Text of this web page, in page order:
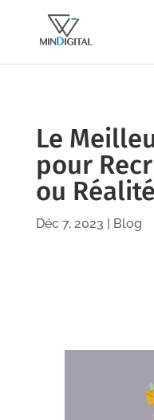
Le
pour
ou
Déc 7, 2023 | Blog